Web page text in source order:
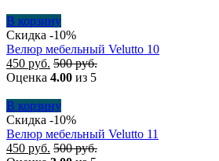
В корзину
Скидка -10%
Велюр мебельный Velutto 10
450 руб. 500руб.
Оценка 4.00 из 5
В корзину
Скидка -10%
Велюр мебельный Velutto 11
450 руб. 500руб.